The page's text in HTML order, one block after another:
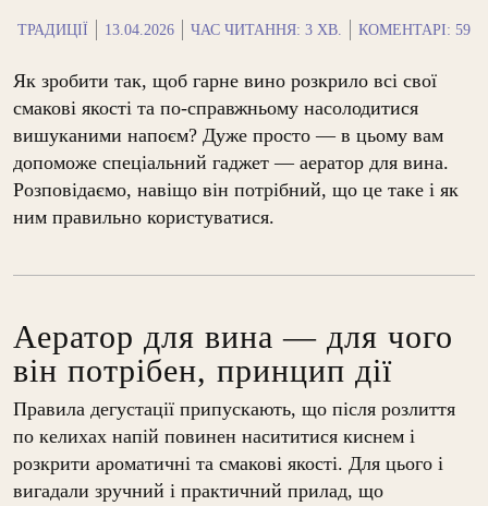
ТРАДИЦІЇ 13.04.2026 ЧАС ЧИТАННЯ: 3 ХВ. КОМЕНТАРІ: 59
Як зробити так, щоб гарне вино розкрило всі свої
смакові якості та по-справжньому насолодитися
вишуканими напоєм? Дуже просто — в цьому вам
допоможе спеціальний гаджет — аератор для вина.
Розповідаємо, навіщо він потрібний, що це таке і як
ним правильно користуватися.
Аератор для вина — для чого
він потрібен, принцип дії
Правила дегустації припускають, що після розлиття
по келихах напій повинен насититися киснем і
розкрити ароматичні та смакові якості. Для цього і
вигадали зручний і практичний прилад, що